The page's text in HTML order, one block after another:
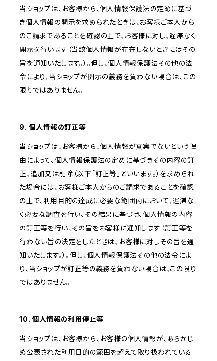
当ショップは、お客様から、個人情報保護法の定めに基づ
き個人情報の開示を求められたときは、お客様ご本人から
のご請求であることを確認の上で、お客様に対し、遅滞なく
開示を行います（当該個人情報が存在しないときにはその
旨を通知いたします。）。但し、個人情報保護法その他の法
令により、当ショップが開示の義務を負わない場合は、この
限りではありません。
9. 個人情報の訂正等
当ショップは、お客様から、個人情報が真実でないという理
由によって、個人情報保護法の定めに基づきその内容の訂
正、追加又は削除（以下「訂正等」といいます。）を求められ
た場合には、お客様ご本人からのご請求であることを確認
の上で、利用目的の達成に必要な範囲内において、遅滞な
く必要な調査を行い、その結果に基づき、個人情報の内容
の訂正等を行い、その旨をお客様に通知します（訂正等を
行わない旨の決定をしたときは、お客様に対しその旨を通
知いたします。）。但し、個人情報保護法その他の法令によ
り、当ショップが訂正等の義務を負わない場合は、この限り
ではありません。
10. 個人情報の利用停止等
当ショップは、お客様から、お客様の個人情報が、あらかじ
め公表された利用目的の範囲を超えて取り扱われている